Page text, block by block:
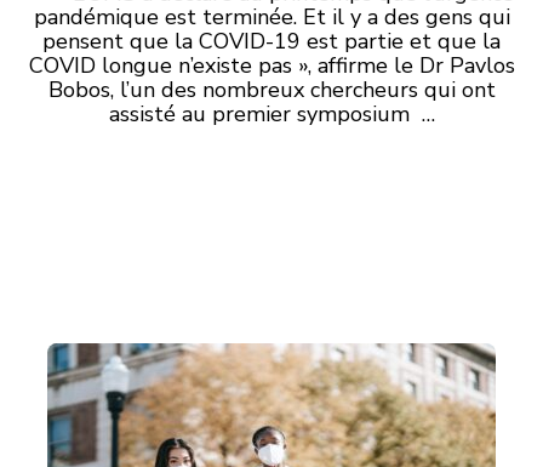
pandémique est terminée. Et il y a des gens qui
pensent que la COVID-19 est partie et que la
COVID longue n’existe pas », affirme le Dr Pavlos
Bobos, l’un des nombreux chercheurs qui ont
assisté au premier symposium …